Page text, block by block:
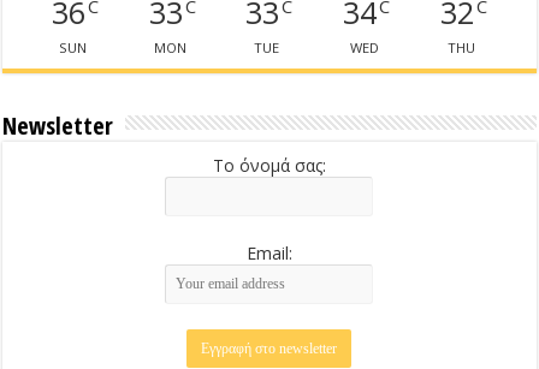
36C
SUN
33C
MON
33C
TUE
34C
WED
32C
THU
Newsletter
Το όνομά σας:
Email: